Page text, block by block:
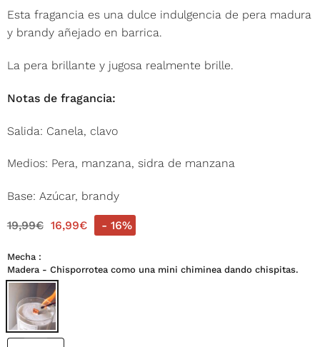
Esta fragancia es una dulce indulgencia de pera madura
y brandy añejado en barrica.
La pera brillante y jugosa realmente brille.
Notas de fragancia:
Salida: Canela, clavo
Medios: Pera, manzana, sidra de manzana
Base: Azúcar, brandy
19,99€ 16,99€ - 16%
Mecha
Madera - Chisporrotea como una mini chiminea dando chispitas.